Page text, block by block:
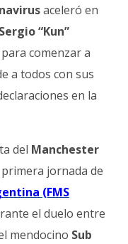
aceleró en
Sergio “Kun”
comenzar a
a todos con sus
en la
del Manchester
jornada de
(FMS
el duelo entre
mendocino Sub